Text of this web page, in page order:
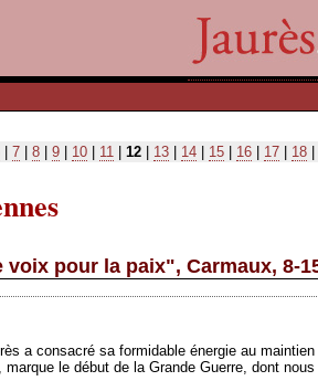
7 8 9 10 11 12 13 14 15 16 17 18
pour la paix", Carmaux, 8-
a consacré sa formidable énergie au
le début de la Grande Guerre, dont